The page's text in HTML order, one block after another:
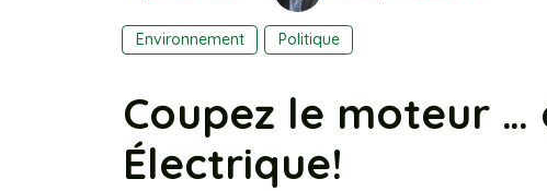
Environnement Politique
Coupez le moteur …
Électrique!